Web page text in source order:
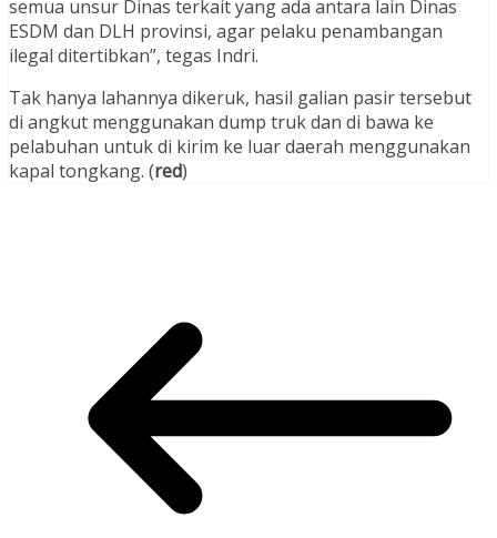
semua unsur Dinas terkait yang ada antara lain Dinas
ESDM dan DLH provinsi, agar pelaku penambangan
ilegal ditertibkan”, tegas Indri.
Tak hanya lahannya dikeruk, hasil galian pasir tersebut
di angkut menggunakan dump truk dan di bawa ke
pelabuhan untuk di kirim ke luar daerah menggunakan
kapal tongkang. (red)